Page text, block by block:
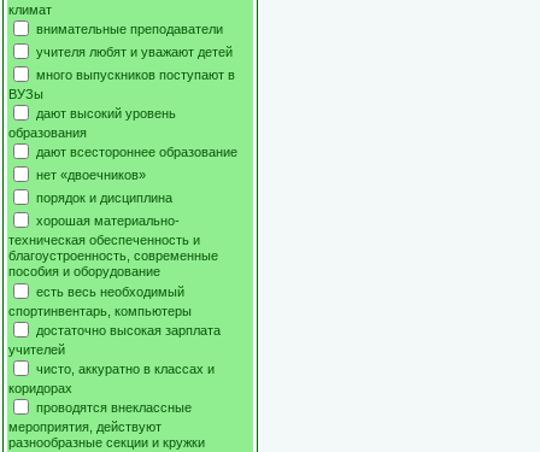
климат
внимательные преподаватели
учителя любят и уважают детей
много выпускников поступают в
ВУЗы
дают высокий уровень
образования
дают всестороннее образование
нет «двоечников»
порядок и дисциплина
хорошая материально-
техническая обеспеченность и
благоустроенность, современные
пособия и оборудование
есть весь необходимый
спортинвентарь, компьютеры
достаточно высокая зарплата
учителей
чисто, аккуратно в классах и
коридорах
проводятся внеклассные
мероприятия, действуют
разнообразные секции и кружки